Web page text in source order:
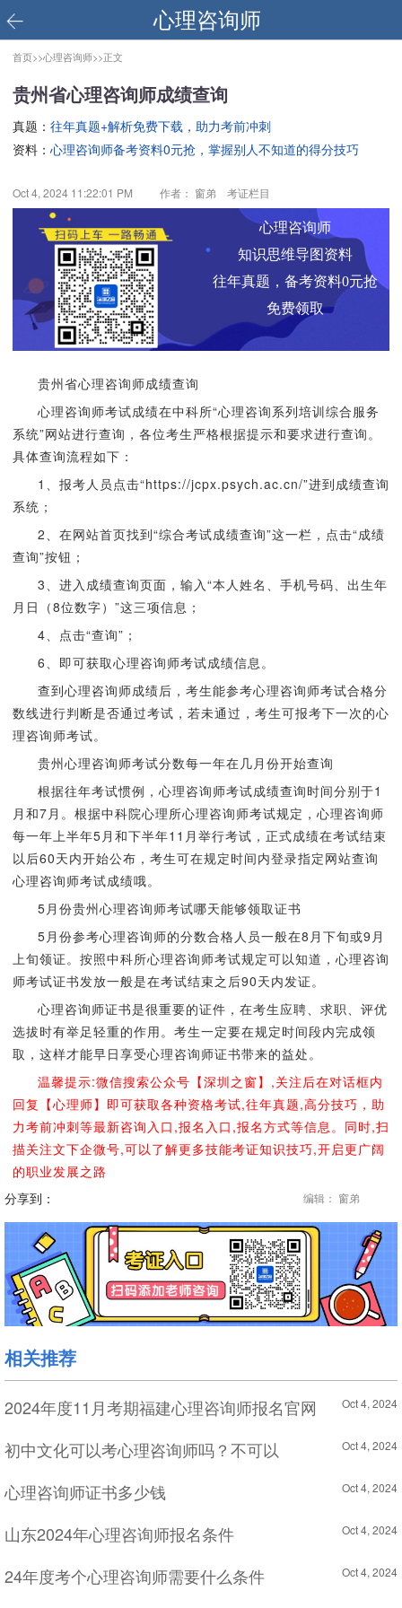
心理咨询师
首页>>心理咨询师>>正文
贵州省心理咨询师成绩查询
真题： 往年真题+解析免费下载，助力考前冲刺
资料： 心理咨询师备考资料0元抢，掌握别人不知道的得分技巧
Oct 4, 2024 11:22:01 PM 作者： 窗弟 考证栏目
心理咨询师
知识思维导图资料
往年真题，备考资料0元抢
免费领取
贵州省心理咨询师成绩查询
心理咨询师考试成绩在中科所“心理咨询系列培训综合服务
系统”网站进行查询，各位考生严格根据提示和要求进行查询。
具体查询流程如下：
1、报考人员点击“https://jcpx.psych.ac.cn/”进到成绩查询
系统；
2、在网站首页找到“综合考试成绩查询”这一栏，点击“成绩
查询”按钮；
3、进入成绩查询页面，输入“本人姓名、手机号码、出生年
月日（8位数字）”这三项信息；
4、点击“查询”；
6、即可获取心理咨询师考试成绩信息。
查到心理咨询师成绩后，考生能参考心理咨询师考试合格分
数线进行判断是否通过考试，若未通过，考生可报考下一次的心
理咨询师考试。
贵州心理咨询师考试分数每一年在几月份开始查询
根据往年考试惯例，心理咨询师考试成绩查询时间分别于1
月和7月。根据中科院心理所心理咨询师考试规定，心理咨询师
每一年上半年5月和下半年11月举行考试，正式成绩在考试结束
以后60天内开始公布，考生可在规定时间内登录指定网站查询
心理咨询师考试成绩哦。
5月份贵州心理咨询师考试哪天能够领取证书
5月份参考心理咨询师的分数合格人员一般在8月下旬或9月
上旬领证。按照中科所心理咨询师考试规定可以知道，心理咨询
师考试证书发放一般是在考试结束之后90天内发证。
心理咨询师证书是很重要的证件，在考生应聘、求职、评优
选拔时有举足轻重的作用。考生一定要在规定时间段内完成领
取，这样才能早日享受心理咨询师证书带来的益处。
温馨提示:微信搜索公众号【深圳之窗】,关注后在对话框内
回复【心理师】即可获取各种资格考试,往年真题,高分技巧，助
力考前冲刺等最新咨询入口,报名入口,报名方式等信息。同时,扫
描关注文下企微号,可以了解更多技能考证知识技巧,开启更广阔
的职业发展之路
分享到：
编辑： 窗弟
相关推荐
2024年度11月考期福建心理咨询师报名官网 Oct 4, 2024
初中文化可以考心理咨询师吗？不可以 Oct 4, 2024
心理咨询师证书多少钱 Oct 4, 2024
山东2024年心理咨询师报名条件 Oct 4, 2024
24年度考个心理咨询师需要什么条件 Oct 4, 2024